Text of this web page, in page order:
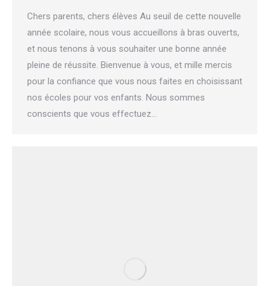
Chers parents, chers élèves Au seuil de cette nouvelle
année scolaire, nous vous accueillons à bras ouverts,
et nous tenons à vous souhaiter une bonne année
pleine de réussite. Bienvenue à vous, et mille mercis
pour la confiance que vous nous faites en choisissant
nos écoles pour vos enfants. Nous sommes
conscients que vous effectuez…